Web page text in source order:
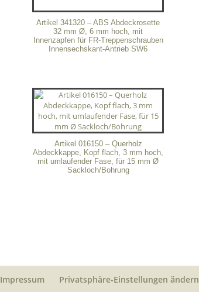
Artikel 341320 – ABS Abdeckrosette
32 mm Ø, 6 mm hoch, mit
Innenzapfen für FR-Treppenschrauben
Innensechskant-Antrieb SW6
Artikel 016150 – Querholz
Abdeckkappe, Kopf flach, 3 mm hoch,
mit umlaufender Fase, für 15 mm Ø
Sackloch/Bohrung
Impressum Privatsphäre-Einstellungen ändern